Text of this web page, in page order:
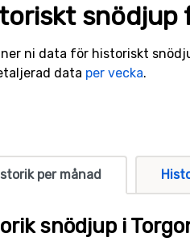
snödjup
ni data för historiskt
data per vecka.
per månad
snödjup i